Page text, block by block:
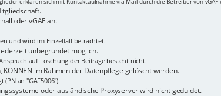
der vGAF an.
und wird im Einzelfall betrachtet.
unbegründet möglich.
auf Löschung der Beiträge besteht nicht.
im Rahmen der Datenpflege gelöscht werden.
an "GAF5006").
oder ausländische Proxyserver wird nicht geduldet.